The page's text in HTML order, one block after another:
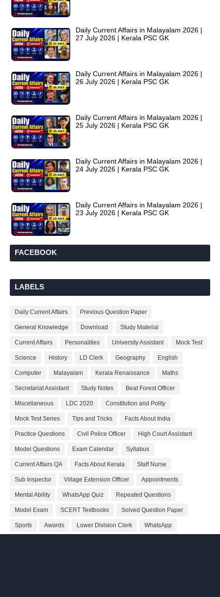
Daily Current Affairs in Malayalam 2026 |
27 July 2026 | Kerala PSC GK
Daily Current Affairs in Malayalam 2026 |
26 July 2026 | Kerala PSC GK
Daily Current Affairs in Malayalam 2026 |
25 July 2026 | Kerala PSC GK
Daily Current Affairs in Malayalam 2026 |
24 July 2026 | Kerala PSC GK
Daily Current Affairs in Malayalam 2026 |
23 July 2026 | Kerala PSC GK
FACEBOOK
LABELS
Daily Current Affairs Previous Question Paper
General Knowledge Download Study Material
Current Affairs Personalities University Assistant Mock Test
Science History LD Clerk Geography English
Computer Malayalam Kerala Renaissance Maths
Secretariat Assistant Study Notes Beat Forest Officer
Miscellaneous LDC 2020 Constitution and Polity
Mock Test Series Tips and Tricks Facts About India
Practice Questions Civil Police Officer High Court Assistant
Model Questions Exam Calendar Syllabus
Current Affairs QA Facts About Kerala Staff Nurse
Sub Inspector Village Extension Officer Appointments
Mental Ability WhatsApp Quiz Repeated Questions
Model Exam SCERT Textbooks Solved Question Paper
Sports Awards Lower Division Clerk WhatsApp